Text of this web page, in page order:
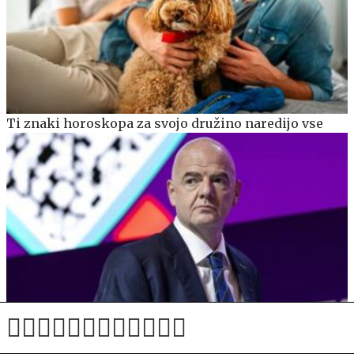
Ti znaki horoskopa za svojo družino naredijo vse